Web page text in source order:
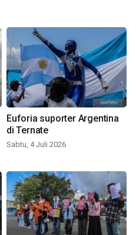
Euforia suporter Argentina
di Ternate
Sabtu, 4 Juli 2026